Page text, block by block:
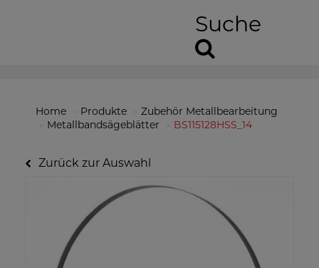
Suche
Home Produkte
Zubehör Metallbearbeitung
Metallbandsägeblätter
BS115128HSS_14
Zurück zur Auswahl